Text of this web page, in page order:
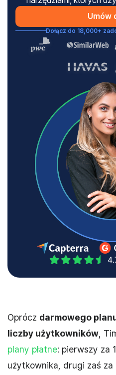
Umów
Dołącz do 18,000+
Oprócz darmowego
liczby użytkowników ,
plany płatne: pierwszy za
użytkownika, drugi zaś za